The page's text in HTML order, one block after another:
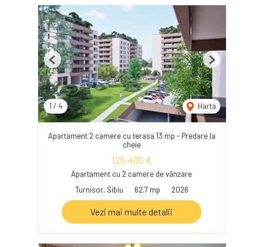
1 / 4 Harta
Previous Next
Apartament 2 camere cu terasa 13 mp - Predare la
cheie
125,400 €
Apartament cu 2 camere de vânzare
Turnisor, Sibiu
62.7 mp 2026
Vezi mai multe detalii